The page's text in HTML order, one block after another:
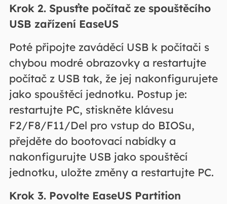
Krok 2. Spusťte počítač ze spouštěcího
USB zařízení EaseUS
Poté připojte zaváděcí USB k počítači s
chybou modré obrazovky a restartujte
počítač z USB tak, že jej nakonfigurujete
jako spouštěcí jednotku. Postup je:
restartujte PC, stiskněte klávesu
F2/F8/F11/Del pro vstup do BIOSu,
přejděte do bootovací nabídky a
nakonfigurujte USB jako spouštěcí
jednotku, uložte změny a restartujte PC.
Krok 3. Povolte EaseUS Partition